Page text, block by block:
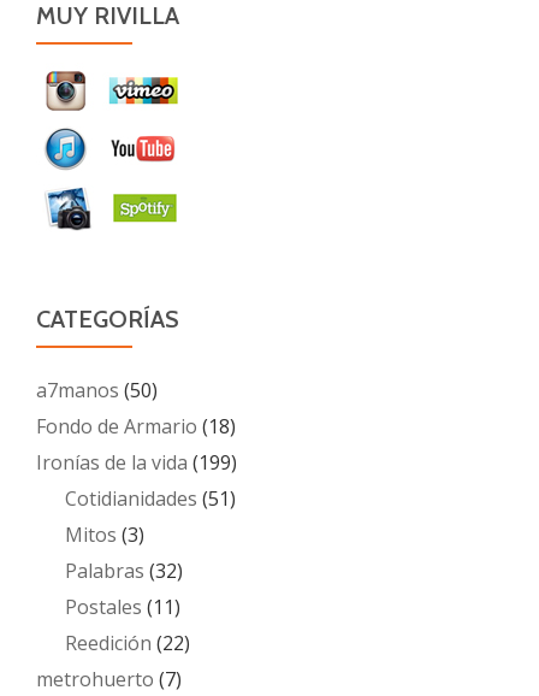
MUY RIVILLA
CATEGORÍAS
a7manos (50)
Fondo de Armario (18)
Ironías de la vida (199)
Cotidianidades (51)
Mitos (3)
Palabras (32)
Postales (11)
Reedición (22)
metrohuerto (7)